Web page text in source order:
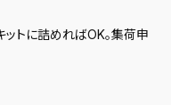
トに詰めればOK。集荷申